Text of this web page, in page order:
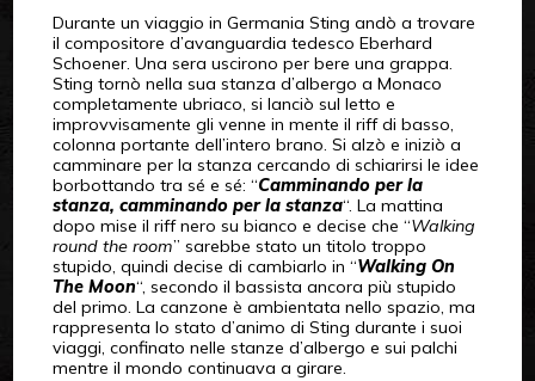
Durante un viaggio in Germania Sting andò a trovare
il compositore d’avanguardia tedesco Eberhard
Schoener. Una sera uscirono per bere una grappa.
Sting tornò nella sua stanza d’albergo a Monaco
completamente ubriaco, si lanciò sul letto e
improvvisamente gli venne in mente il riff di basso,
colonna portante dell’intero brano. Si alzò e iniziò a
camminare per la stanza cercando di schiarirsi le idee
borbottando tra sé e sé: “Camminando per la
stanza, camminando per la stanza“. La mattina
dopo mise il riff nero su bianco e decise che “Walking
round the room” sarebbe stato un titolo troppo
stupido, quindi decise di cambiarlo in “Walking On
The Moon“, secondo il bassista ancora più stupido
del primo. La canzone è ambientata nello spazio, ma
rappresenta lo stato d’animo di Sting durante i suoi
viaggi, confinato nelle stanze d’albergo e sui palchi
mentre il mondo continuava a girare.